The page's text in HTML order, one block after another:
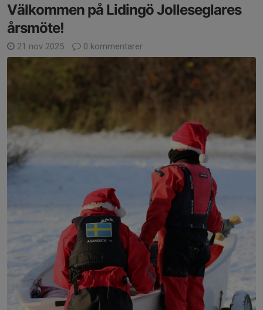
Välkommen på Lidingö Jolleseglares
årsmöte!
21 nov 2025 0 kommentarer